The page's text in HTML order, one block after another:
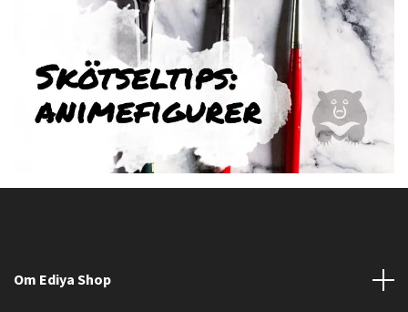
Om Ediya Shop